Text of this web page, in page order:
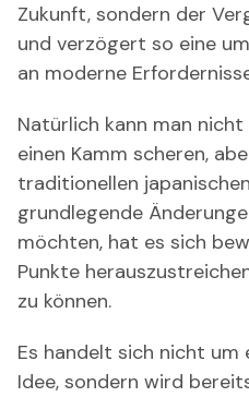
Zukunft, sondern der
und verzögert so eine
an moderne
Natürlich kann man
einen Kamm scheren,
traditionellen
grundlegende
möchten, hat es sich
Punkte
zu können.
Es handelt sich nicht um
Idee, sondern wird